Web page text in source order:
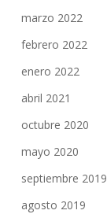
marzo 2022
febrero 2022
enero 2022
abril 2021
octubre 2020
mayo 2020
septiembre 2019
agosto 2019